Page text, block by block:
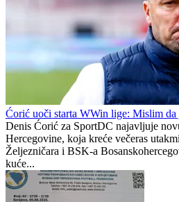
Bez dogovora Jovančića i Borca
Iz Zvezde u Vrapčiće
Borac
0 0